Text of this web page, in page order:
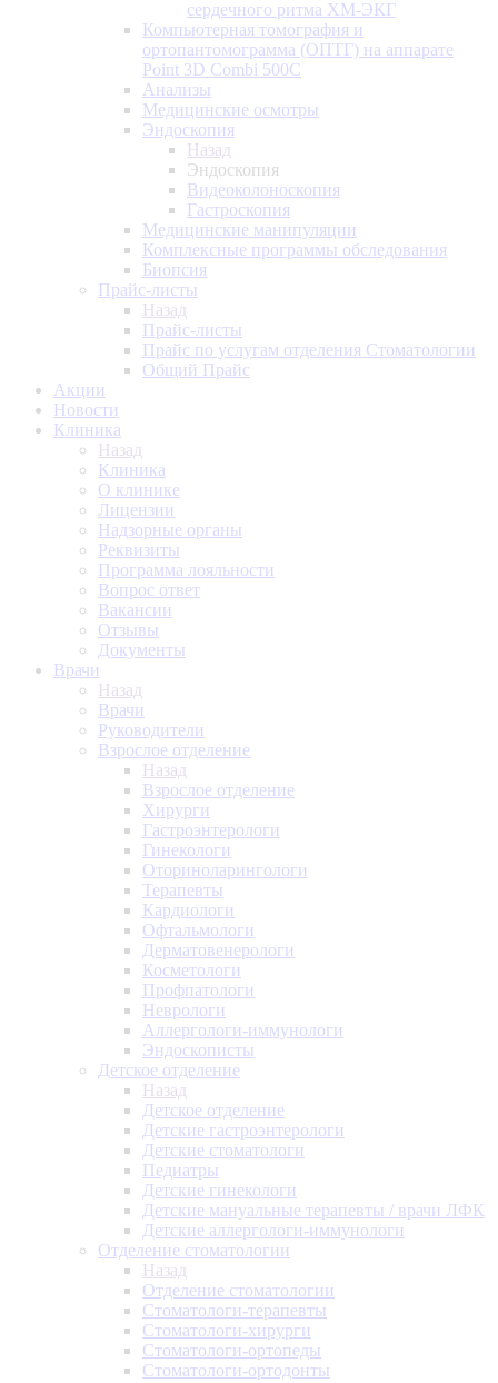
сердечного ритма ХМ-ЭКГ
Компьютерная томография и
ортопантомограмма (ОПТГ) на аппарате
Point 3D Combi 500C
Анализы
Медицинские осмотры
Эндоскопия
Назад
Эндоскопия
Видеоколоноскопия
Гастроскопия
Медицинские манипуляции
Комплексные программы обследования
Биопсия
Прайс-листы
Назад
Прайс-листы
Прайс по услугам отделения Стоматологии
Общий Прайс
Акции
Новости
Клиника
Назад
Клиника
О клинике
Лицензии
Надзорные органы
Реквизиты
Программа лояльности
Вопрос ответ
Вакансии
Отзывы
Документы
Врачи
Назад
Врачи
Руководители
Взрослое отделение
Назад
Взрослое отделение
Хирурги
Гастроэнтерологи
Гинекологи
Оториноларингологи
Терапевты
Кардиологи
Офтальмологи
Дерматовенерологи
Косметологи
Профпатологи
Неврологи
Аллергологи-иммунологи
Эндоскописты
Детское отделение
Назад
Детское отделение
Детские гастроэнтерологи
Детские стоматологи
Педиатры
Детские гинекологи
Детские мануальные терапевты / врачи ЛФК
Детские аллергологи-иммунологи
Отделение стоматологии
Назад
Отделение стоматологии
Стоматологи-терапевты
Стоматологи-хирурги
Стоматологи-ортопеды
Стоматологи-ортодонты